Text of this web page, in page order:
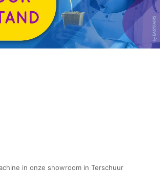
in onze showroom in Terschuur